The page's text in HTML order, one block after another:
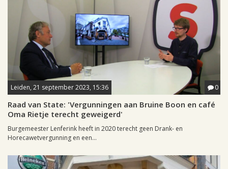
Leiden, 21 september 2023, 15:36 0
Raad van State: 'Vergunningen aan Bruine Boon en café
Oma Rietje terecht geweigerd'
Burgemeester Lenferink heeft in 2020 terecht geen Drank- en
Horecawetvergunning en een...